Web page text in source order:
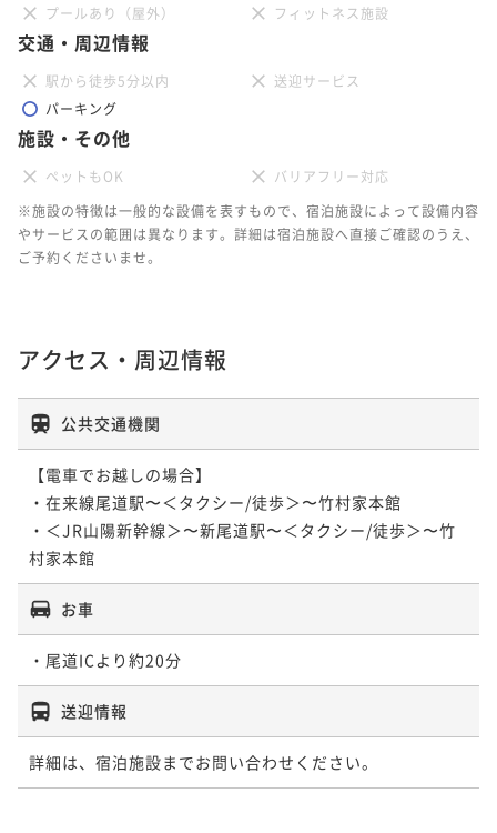
プールあり（屋外）
フィットネス施設
交通・周辺情報
駅から徒歩5分以内
送迎サービス
パーキング
施設・その他
ペットもOK
バリアフリー対応
※施設の特徴は一般的な設備を表すもので、宿泊施設によって設備内容
やサービスの範囲は異なります。詳細は宿泊施設へ直接ご確認のうえ、
ご予約くださいませ。
アクセス・周辺情報
公共交通機関
【電車でお越しの場合】
・在来線尾道駅〜＜タクシー/徒歩＞〜竹村家本館
・＜JR山陽新幹線＞〜新尾道駅〜＜タクシー/徒歩＞〜竹
村家本館
お車
・尾道ICより約20分
送迎情報
詳細は、宿泊施設までお問い合わせください。